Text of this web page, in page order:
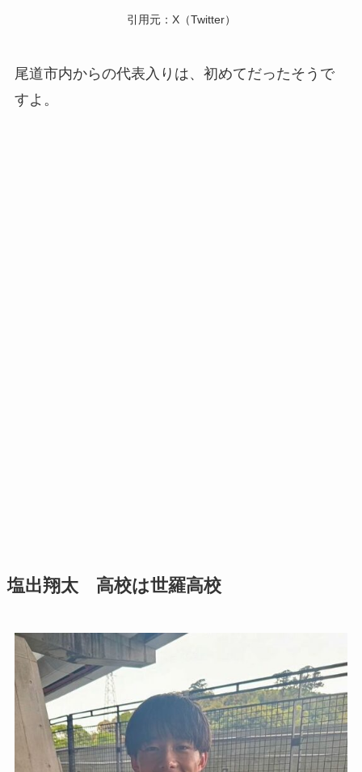
引用元：X（Twitter）
尾道市内からの代表入りは、初めてだったそうで
すよ。
塩出翔太 高校は世羅高校